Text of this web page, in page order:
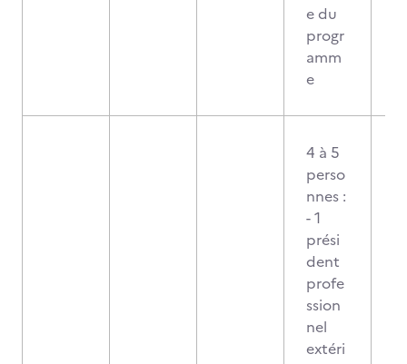
e du
progr
amm
e
4 à 5
perso
nnes :
- 1
prési
dent
profe
ssion
nel
extéri